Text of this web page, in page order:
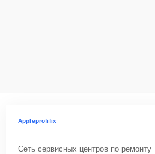
Appleprofifix
Сеть сервисных центров по ремонту